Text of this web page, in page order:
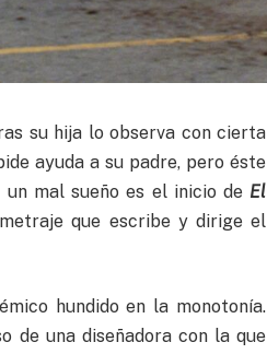
su hija lo observa con cierta
ayuda a su padre, pero éste
un mal sueño es el inicio de El
que escribe y dirige el
hundido en la monotonía.
de una diseñadora con la que